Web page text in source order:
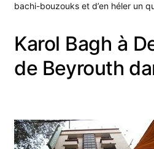
bachi-bouzouks et d’en héler un
Karol Bagh à
de Beyrouth